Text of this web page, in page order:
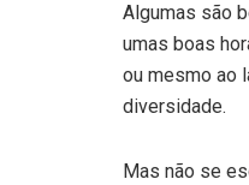
Algumas são
umas boas
ou mesmo ao
diversidade.
Mas não se